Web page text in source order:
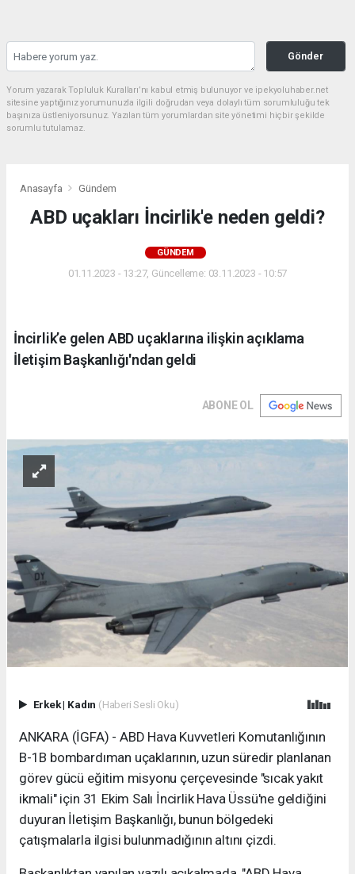
Gönder
Yorum yazarak Topluluk Kuralları’nı kabul etmiş bulunuyor ve ipekyoluhaber.net
sitesine yaptığınız yorumunuzla ilgili doğrudan veya dolaylı tüm sorumluluğu tek
başınıza üstleniyorsunuz. Yazılan tüm yorumlardan site yönetimi hiçbir şekilde
sorumlu tutulamaz.
Anasayfa Gündem
ABD uçakları İncirlik'e neden geldi?
GÜNDEM
01.11.2023 - 13:27, Güncelleme: 03.11.2023 - 10:57
İncirlik’e gelen ABD uçaklarına ilişkin açıklama
İletişim Başkanlığı'ndan geldi
ABONE OL
Erkek| Kadın (Haberi Sesli Oku)
ANKARA (İGFA) - ABD Hava Kuvvetleri Komutanlığının
B-1B bombardıman uçaklarının, uzun süredir planlanan
görev gücü eğitim misyonu çerçevesinde "sıcak yakıt
ikmali" için 31 Ekim Salı İncirlik Hava Üssü'ne geldiğini
duyuran İletişim Başkanlığı, bunun bölgedeki
çatışmalarla ilgisi bulunmadığının altını çizdi.